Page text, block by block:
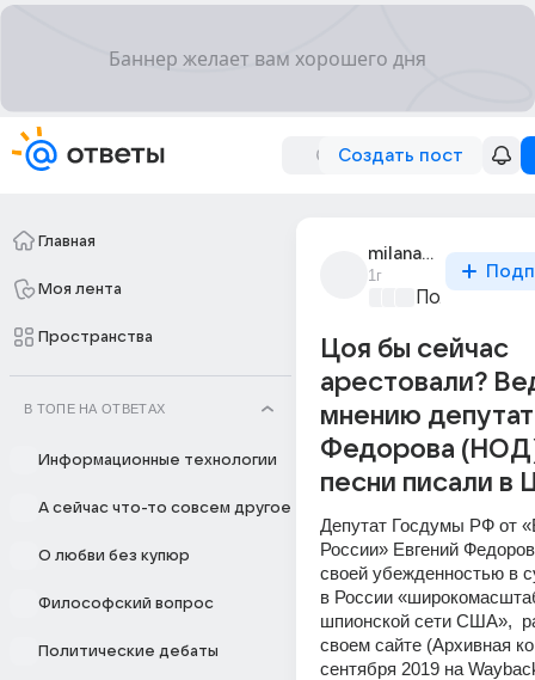
Создать пост
Главная
Моя лента
Пространства
В ТОПЕ НА ОТВЕТАХ
Информационные технологии
А сейчас что-то совсем другое
О любви без купюр
Философский вопрос
Политические дебаты
milana_volynets
1г
Цоя бы сейчас
арестовали?
мнению
Федорова
песни писали в
Депутат Госдумы РФ от
России» Евгений
своей убежденностью в
в России
шпионской сети США»,
своем сайте (Архивная
сентября 2019 на